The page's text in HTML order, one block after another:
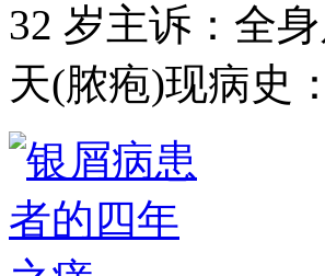
32 岁主诉：全
天(脓疱)现病史